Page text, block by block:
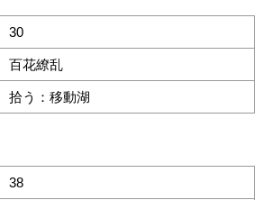
30
百花繚乱
拾う：移動湖
38